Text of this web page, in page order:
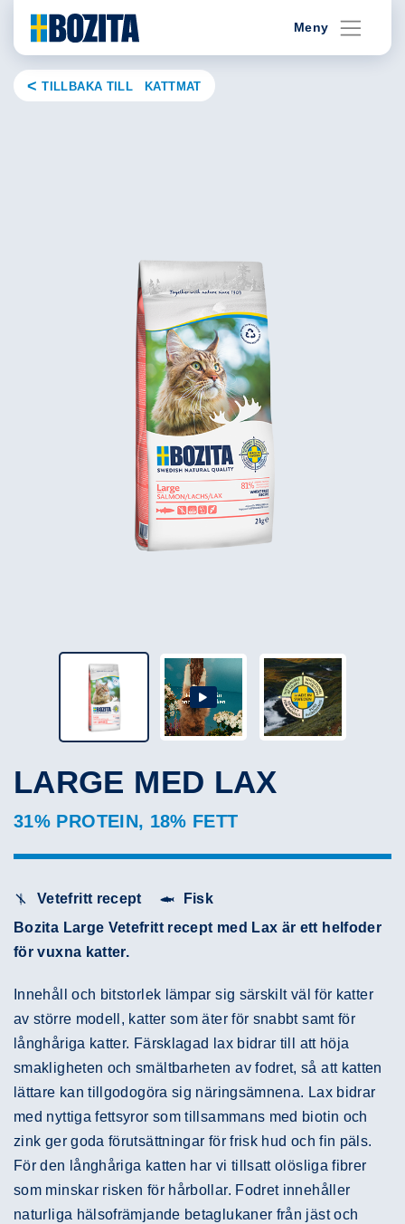
content
Meny
TILLBAKA TILL KATTMAT
LARGE MED LAX
31% PROTEIN, 18% FETT
Vetefritt recept
Fisk
Bozita Large Vetefritt recept med Lax är ett helfoder
för vuxna katter.
Innehåll och bitstorlek lämpar sig särskilt väl för katter
av större modell, katter som äter för snabbt samt för
långhåriga katter. Färsklagad lax bidrar till att höja
smakligheten och smältbarheten av fodret, så att katten
lättare kan tillgodogöra sig näringsämnena. Lax bidrar
med nyttiga fettsyror som tillsammans med biotin och
zink ger goda förutsättningar för frisk hud och fin päls.
För den långhåriga katten har vi tillsatt olösliga fibrer
som minskar risken för hårbollar. Fodret innehåller
naturliga hälsofrämjande betaglukaner från jäst och